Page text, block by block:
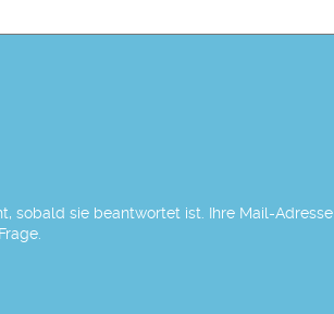
sobald sie beantwortet ist. Ihre Mail-Adresse